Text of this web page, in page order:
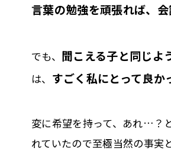
言葉の勉強を頑張れば、
でも、 聞こえる子と同じよ
は、 すごく私にとって良か
変に希望を持って、あれ…？
れていたので至極当然の事実